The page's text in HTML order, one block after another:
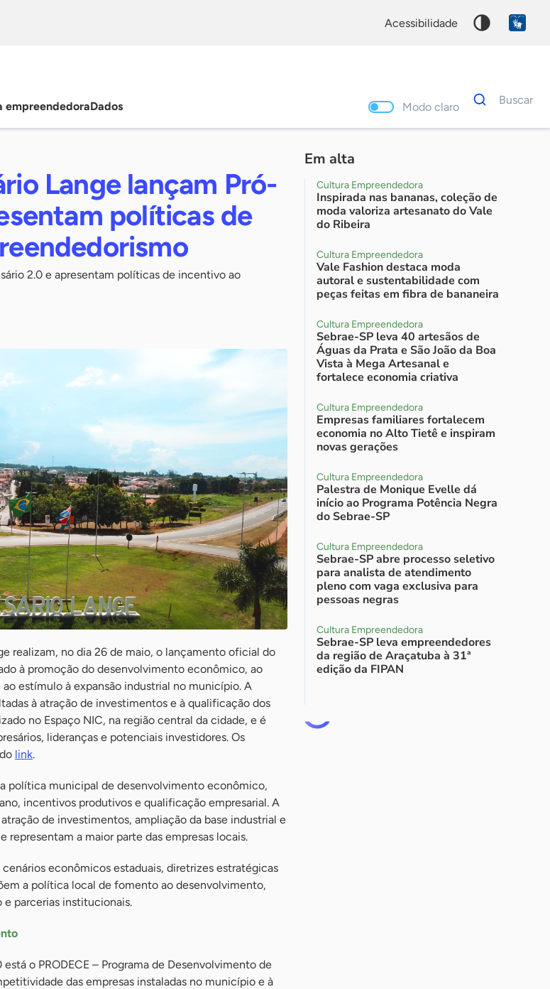
acessibilidade
empreendedoraDados Modo claro
Dados
para
Buscar
Lange lançam Pró-
políticas de
2.0 e apresentam políticas de incentivo ao
realizam, no dia 26 de maio, o lançamento oficial do
à promoção do desenvolvimento econômico, ao
estímulo à expansão industrial no município. A
à atração de investimentos e à qualificação dos
no Espaço NIC, na região central da cidade, e é
lideranças e potenciais investidores. Os
link.
política municipal de desenvolvimento econômico,
incentivos produtivos e qualificação empresarial. A
de investimentos, ampliação da base industrial e
a maior parte das empresas locais.
econômicos estaduais, diretrizes estratégicas
a política local de fomento ao desenvolvimento,
parcerias institucionais.
o PRODECE – Programa de Desenvolvimento de
das empresas instaladas no município e à
Em alta
Cultura Empreendedora
Inspirada nas bananas, coleção de
moda valoriza artesanato do Vale
do Ribeira
Cultura Empreendedora
Vale Fashion destaca moda
autoral e sustentabilidade com
peças feitas em fibra de bananeira
Cultura Empreendedora
Sebrae-SP leva 40 artesãos de
Águas da Prata e São João da Boa
Vista à Mega Artesanal e
fortalece economia criativa
Cultura Empreendedora
Empresas familiares fortalecem
economia no Alto Tietê e inspiram
novas gerações
Cultura Empreendedora
Palestra de Monique Evelle dá
início ao Programa Potência Negra
do Sebrae-SP
Cultura Empreendedora
Sebrae-SP abre processo seletivo
para analista de atendimento
pleno com vaga exclusiva para
pessoas negras
Cultura Empreendedora
Sebrae-SP leva empreendedores
da região de Araçatuba à 31ª
edição da FIPAN